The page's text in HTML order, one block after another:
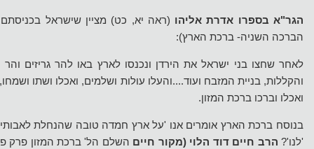
הגר"א בספרו אדרת אליהו (ראה יא, כט) מציין שישראל
הברכה השניה- ברכת הארץ):
לאחר שחצו בני ישראל את הירדן ונכנסו לארץ באו להר גריזים
והקללות, בניית המזבח ועוד....והעלו עולות ושלמים, ואכלו ושתו
ואכלו וברכו ברכת המזון.
בנוסח ברכת הארץ אומרים אנו 'על ארץ חמדה טובה שהנחלת
'לנו'? הרב חיים דוד הלוי (מקור חיים השלם הל' ברכת המזון פרק